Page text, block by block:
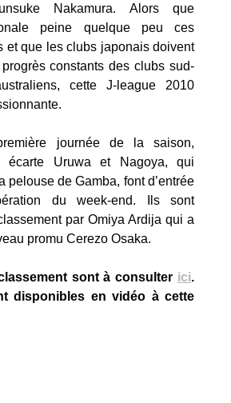
Nakamura. Alors que
peine quelque peu ces
et que les clubs japonais doivent
constants des clubs sud-
cette J-league 2010
journée de la saison,
écarte Uruwa et Nagoya, qui
pelouse de Gamba, font d’entrée
du week-end. Ils sont
par Omiya Ardija qui a
promu Cerezo Osaka.
sont à consulter ici.
disponibles en vidéo à cette